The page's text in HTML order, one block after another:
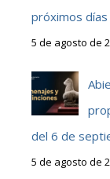
próximos días
5 de agosto de
del 6 de
5 de agosto de